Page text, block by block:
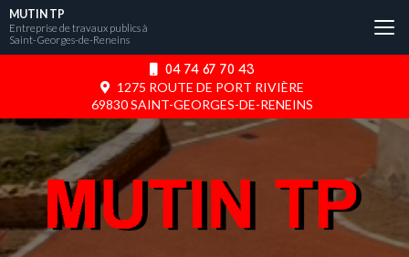
Aller
au
contenu
04 74 67 70 43
1275 ROUTE DE PORT RIVIÈRE
69830 SAINT-GEORGES-DE-RENEINS
MUTIN TP
Entreprise de travaux publics à
Saint-Georges-de-Reneins